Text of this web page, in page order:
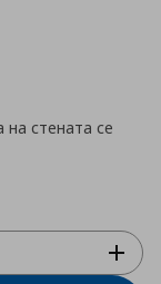
на стената се